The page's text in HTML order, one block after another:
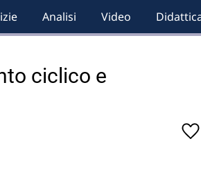
Analisi Video
ciclico e